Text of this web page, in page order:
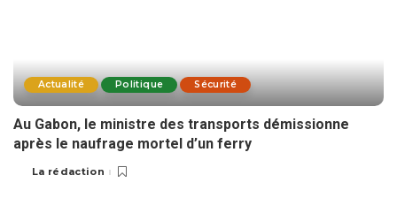
Actualité Politique Sécurité
Au Gabon, le ministre des transports démissionne
après le naufrage mortel d’un ferry
La rédaction